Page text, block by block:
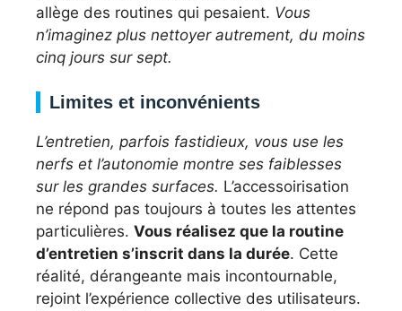
allège des routines qui pesaient. Vous
n’imaginez plus nettoyer autrement, du moins
cinq jours sur sept.
Limites et inconvénients
L’entretien, parfois fastidieux, vous use les
nerfs et l’autonomie montre ses faiblesses
sur les grandes surfaces. L’accessoirisation
ne répond pas toujours à toutes les attentes
particulières. Vous réalisez que la routine
d’entretien s’inscrit dans la durée. Cette
réalité, dérangeante mais incontournable,
rejoint l’expérience collective des utilisateurs.